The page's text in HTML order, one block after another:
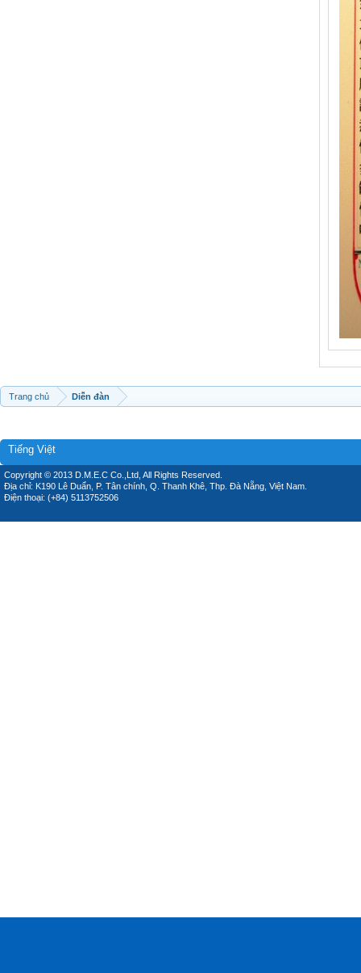
Trang chủ Diễn đàn
Tiếng Việt
Copyright © 2013 D.M.E.C Co.,Ltd, All Rights Reserved.
Địa chỉ: K190 Lê Duẩn, P. Tân chính, Q. Thanh Khê, Thp. Đà Nẵng, Việt Nam.
Điện thoại: (+84) 5113752506